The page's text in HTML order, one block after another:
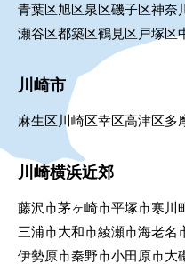
青葉区旭区泉区磯子区神奈
瀬谷区都築区鶴見区 戸塚区
川崎市
麻生区 川崎区幸区高津区多
川崎横浜近郊
藤沢市茅ヶ崎市平塚市寒川
三浦市大和市綾瀬市海老名
伊勢原市秦野市小田原市大